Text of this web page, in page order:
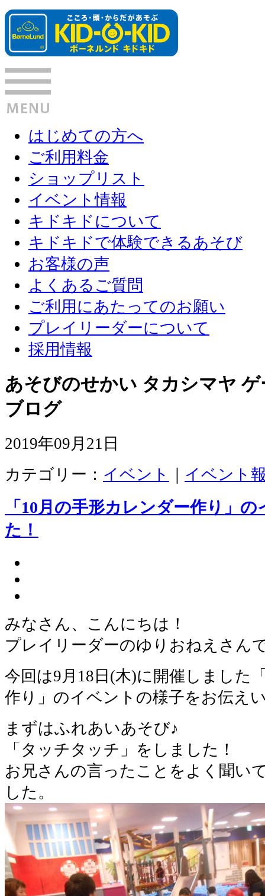
はじめての方へ
ご利用料金
ショップリスト
イベント情報
キドキドについて
キドキドで体験できるあそび
お客様の声
よくあるご質問
ご利用にあたってのお願い
プレイリーダーについて
採用情報
あそびのせかい タカシマヤ
ブログ
2019年09月21日
カテゴリー： イベント イベント
「10月の手形カレンダー作り」
た！
みなさん、こんにちは！
プレイリーダーのゆりおねえさん
今回は9月18日(木)に開催しました
作り」のイベントの様子をお伝え
まずはふれあいあそび♪
「タッチタッチ」をしました！
お兄さんの言ったことをよく聞い
した。